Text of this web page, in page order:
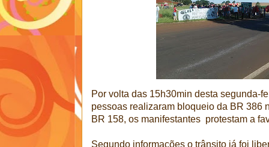
Por volta das 15h30min desta segunda-
pessoas realizaram bloqueio da BR 386
BR 158, os manifestantes protestam a
Segundo informações o trânsito já foi